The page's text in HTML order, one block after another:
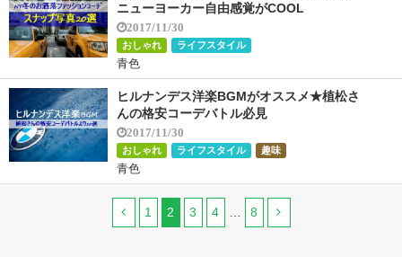
ニューヨーカー自由感覚がCOOL
2017/11/30
おしゃれ ライフスタイル
青色
ヒルナンデス洋楽BGMがオススメ★植松さ
んの格安コーデバトル必見
2017/11/30
おしゃれ ライフスタイル 趣味
青色
1 2 3 4 8